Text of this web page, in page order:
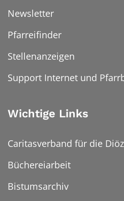
Newsletter
Pfarreifinder
Stellenanzeigen
Support Internet und
Wichtige Links
Caritasverband für die
Büchereiarbeit
Bistumsarchiv